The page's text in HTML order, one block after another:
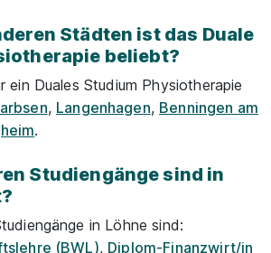
Städten ist das Duale
beliebt?
ein Duales Studium Physiotherapie
, Langenhagen, Benningen am
.
Studiengänge sind in
in Löhne sind:
(BWL), Diplom-Finanzwirt/in